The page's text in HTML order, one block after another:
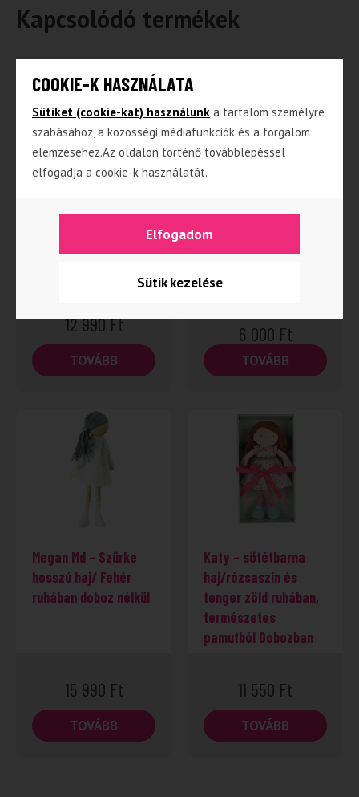
Kapcsolódó termékek
Neva – Szőke
haj/Világoskék ruha,
természetes
12 990Ft
TOVÁBB
Alvin Deluxe játék,
könyvvel,
természetes gumiból
6 000 Ft
TOVÁBB
Megan Md – Szürke
hosszú haj/ Fehér
ruhában doboz nélkül
15 990 Ft
TOVÁBB
Katy – sötétbarna
haj/rózsaszín és
tenger zöld ruhában,
természetes
pamutból Dobozban
11 550 Ft
TOVÁBB
COOKIE-K HASZNÁLATA
Sütiket (cookie-kat) használunk a tartalom személyre
szabásához, a közösségi médiafunkciók és a forgalom
elemzéséhez.Az oldalon történő továbblépéssel
elfogadja a cookie-k használatát.
Sütik kezelése
Elfogadom